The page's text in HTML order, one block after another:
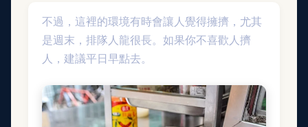
不過，這裡的環境有時會讓人覺得擁擠，尤其
是週末，排隊人龍很長。如果你不喜歡人擠
人，建議平日早點去。